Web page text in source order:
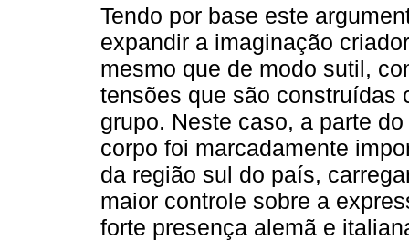
Tendo por base este
expandir a imaginação
mesmo que de modo sutil,
tensões que são construídas
grupo. Neste caso, a parte
corpo foi marcadamente
da região sul do país,
maior controle sobre a
forte presença alemã e